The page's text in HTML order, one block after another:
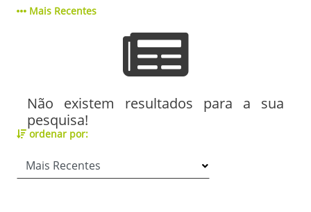
Mais Recentes
Não existem resultados para a sua
pesquisa!
ordenar por: